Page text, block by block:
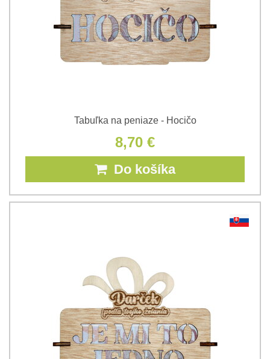
Tabuľka na peniaze - Hocičo
8,70 €
Do košíka